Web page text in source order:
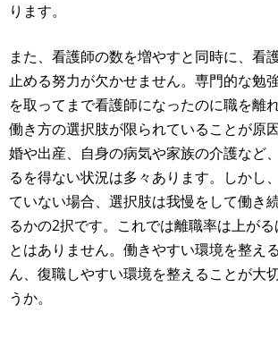
ります。
また、看護師の数を増やすと同時に、看
止める努力が欠かせません。専門的な勉
を取ってまで看護師になったのに職を離
働き方の選択肢が限られていることが原
婚や出産、自身の病気や家族の介護など
るを得ない状況は多々あります。しかし
ていない場合、選択肢は我慢をして働き
るかの2択です。これでは離職率は上が
とはありません。働きやすい環境を整え
ん、復職しやすい環境を整えることが大
うか。